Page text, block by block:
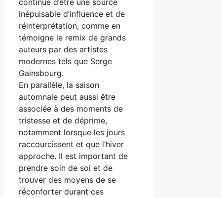
continue d’être une source
inépuisable d’influence et de
réinterprétation, comme en
témoigne le remix de grands
auteurs par des artistes
modernes tels que Serge
Gainsbourg.
En parallèle, la saison
automnale peut aussi être
associée à des moments de
tristesse et de déprime,
notamment lorsque les jours
raccourcissent et que l’hiver
approche. Il est important de
prendre soin de soi et de
trouver des moyens de se
réconforter durant ces